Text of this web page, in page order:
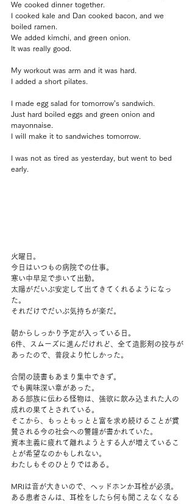
We cooked dinner together.
I cooked kale and Dan cooked bacon, and we
boiled ramen.
We added kimchi, and green onion.
It was really good.
My workout was arm and it was hard.
I added a short pilates.
I made egg salad for tomorrow’s sandwich.
Just hard boiled eggs and green onion and
mayonnaise.
I will make it to sandwiches tomorrow.
I was not as tired as yesterday, but went to bed
early.
火曜日。
今日はいつもの病院での仕事。
寒い中早足で歩いて出勤。
太陽がだいぶ安定して出てきてくれるようになっ
た。
それだけでだいぶ気持ちが楽だ。
朝からしっかり予定が入っている日。
6件、スムーズに進んだけれど、全て造影剤の投与が
あったので、普段より忙しかった。
合間の読書もあまり集中できず。
でも興味深い章があった。
ある部族に伝わる怪物は、強欲に飲み込まれた人の
成れの果てとされている。
そこから、もっともっとと富を求め続けることが賞
賛される今の社会への警鐘が書かれていた。
資本主義に疲れて離れようとする人が増えているこ
とが希望なのかもしれない。
わたしもそのひとりではある。
MRIは音が大きいので、ヘッドホンか耳栓が必須。
ある患者さんは、耳栓をしたら何も聞こえなくなる